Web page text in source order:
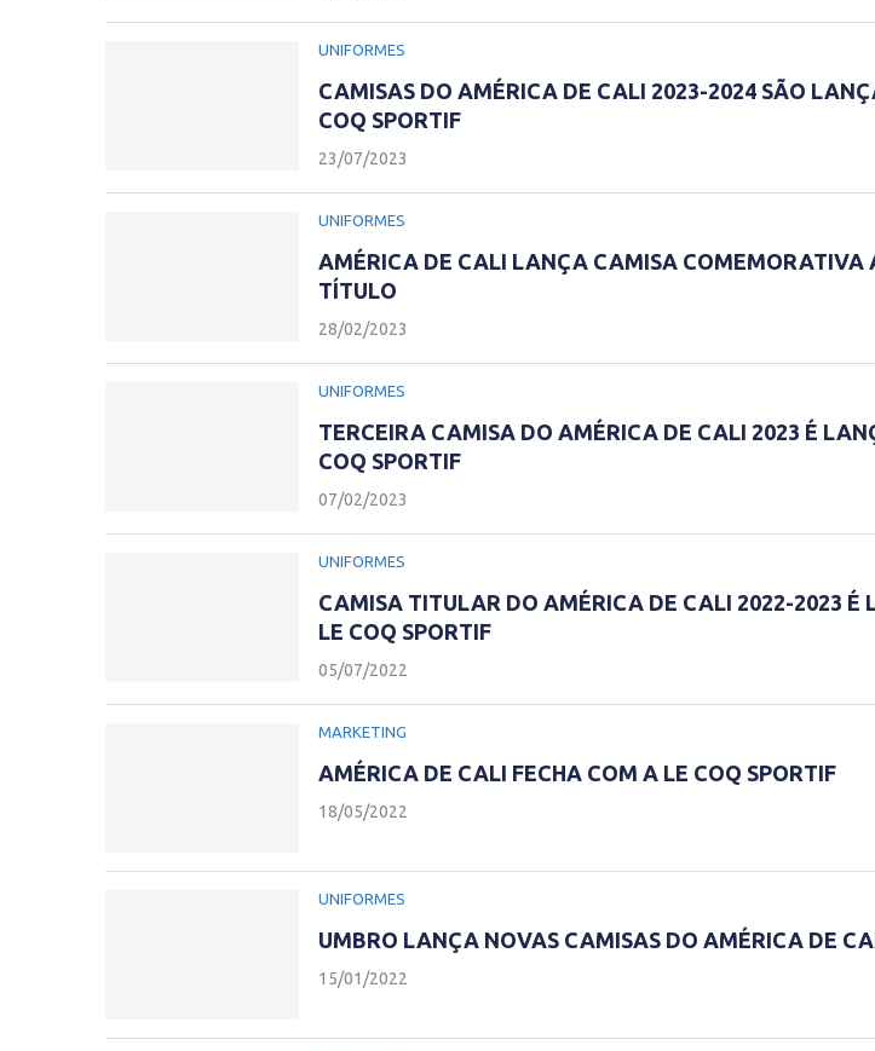
UNIFORMES
CAMISAS DO AMÉRICA DE CALI 2023-2024 SÃO
COQ SPORTIF
23/07/2023
UNIFORMES
AMÉRICA DE CALI LANÇA CAMISA COMEMORATIVA
TÍTULO
28/02/2023
UNIFORMES
TERCEIRA CAMISA DO AMÉRICA DE CALI 2023 É
COQ SPORTIF
07/02/2023
UNIFORMES
CAMISA TITULAR DO AMÉRICA DE CALI 2022-2023 É
LE COQ SPORTIF
05/07/2022
MARKETING
AMÉRICA DE CALI FECHA COM A LE COQ SPORTIF
18/05/2022
UNIFORMES
UMBRO LANÇA NOVAS CAMISAS DO AMÉRICA DE
15/01/2022